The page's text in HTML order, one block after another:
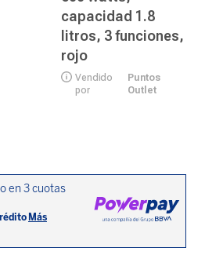
capacidad 1.8
litros, 3 funciones,
rojo
Vendido
por
Puntos
Outlet